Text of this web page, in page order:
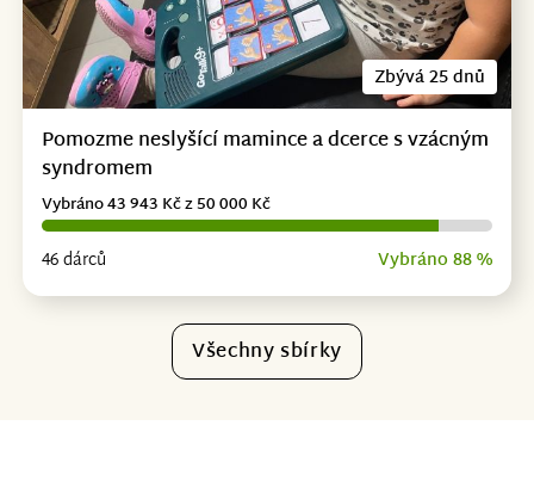
Zbývá 25 dnů
Pomozme neslyšící mamince a dcerce s vzácným
syndromem
46 dárců Vybráno 88 %
Vybráno 43 943 Kč z 50 000 Kč
Všechny sbírky